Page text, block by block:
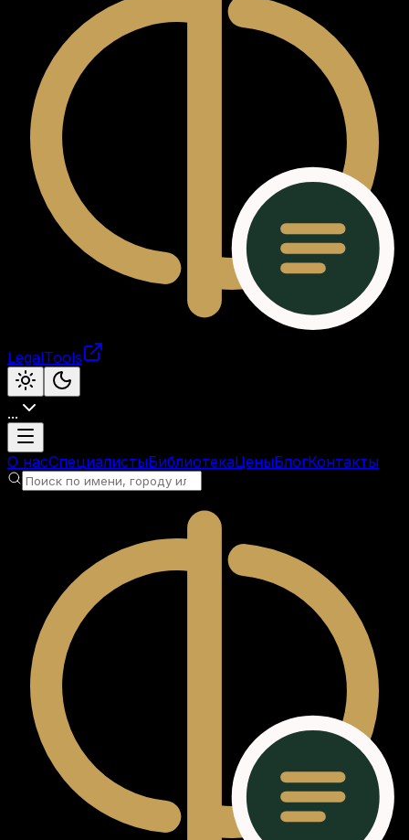
LegalTools
...
Загрузка аккаунта
О насСпециалистыБиблиотекаЦеныБлогКонтакты